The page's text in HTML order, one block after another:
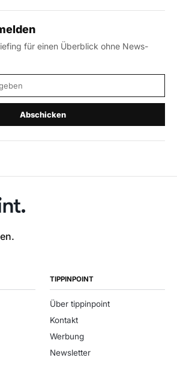
für einen Überblick ohne News-
Abschicken
TIPPINPOINT
Über tippinpoint
Kontakt
Werbung
Newsletter